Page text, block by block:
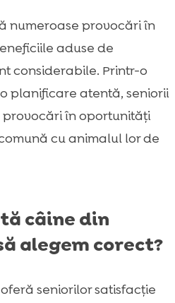
numeroase provocări în
aduse de
considerabile. Printr-o
planificare atentă, seniorii
în oportunități
cu animalul lor de
câine din
alegem corect?
seniorilor satisfacție